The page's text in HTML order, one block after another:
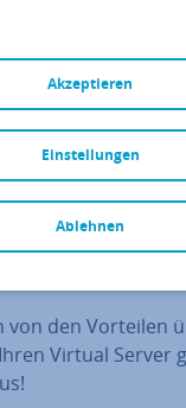
ist, beginnt
Liegt ein
Hardware-
gän­gigs­ten
und beheben
von den Vorteilen
Virtual Server
Akzeptieren
Ablehnen
Einstellungen